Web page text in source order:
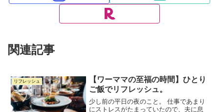
関連記事
リフレッシュ
【ワーママの至福の時間】ひとり
ご飯でリフレッシュ。
少し前の平日の夜のこと。 仕事であまり
にストレスがたまっていたので、夫に息